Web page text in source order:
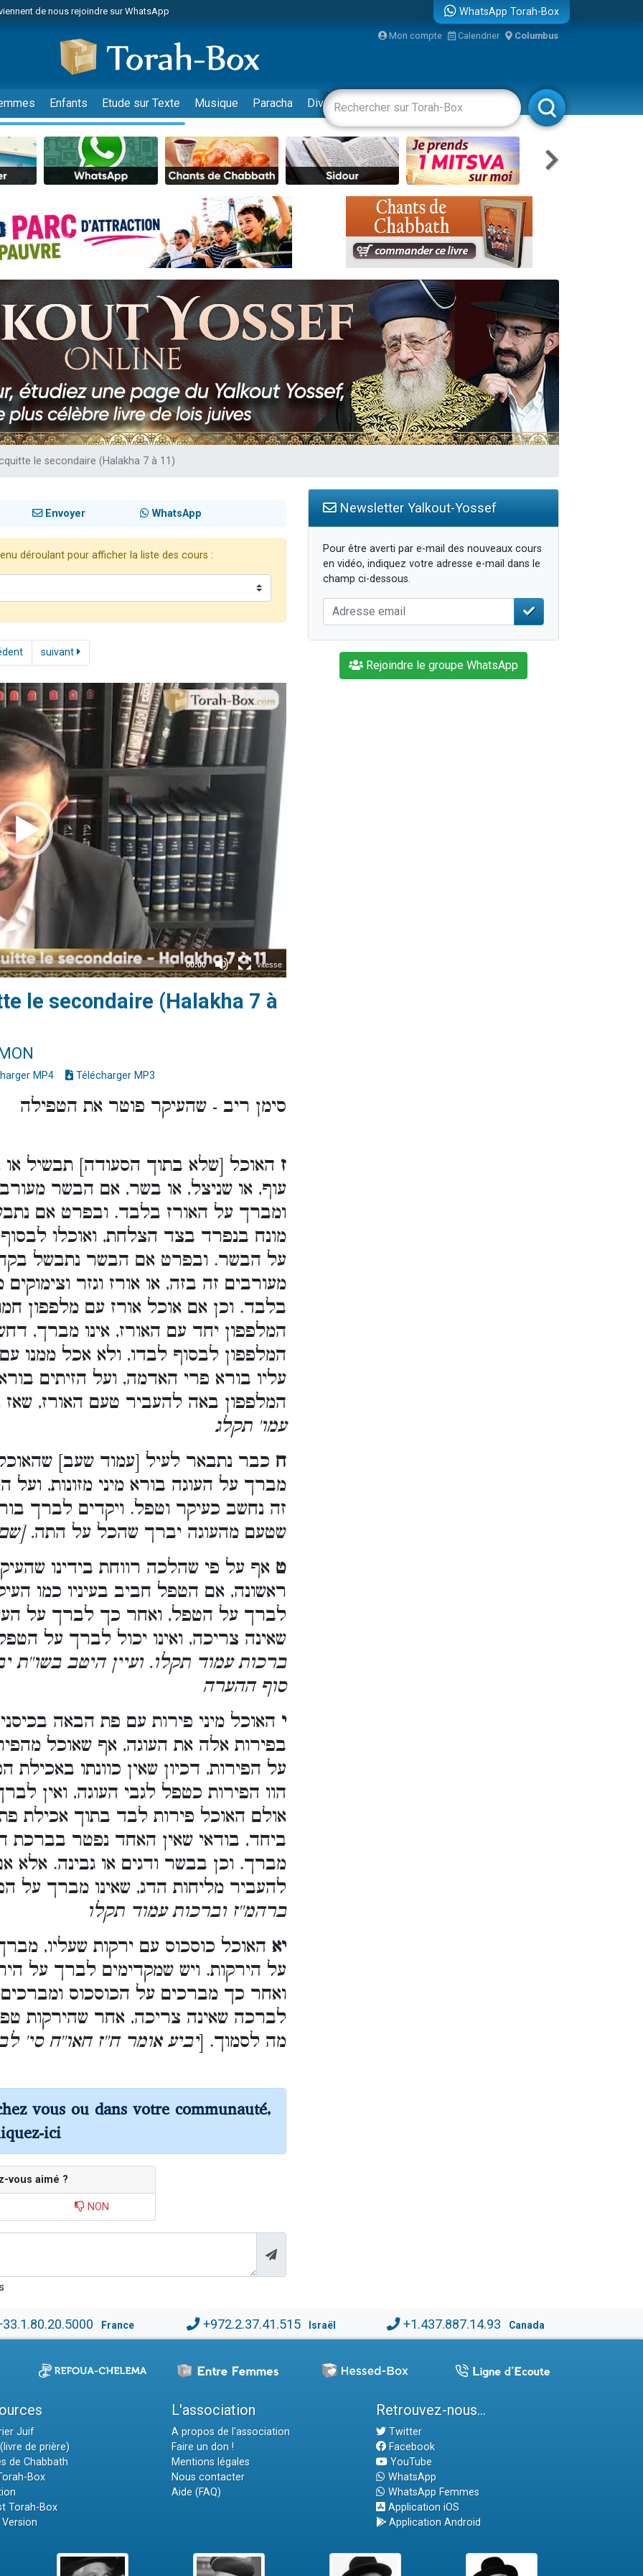
de nous rejoindre sur WhatsApp
viennent de faire un don pour 5 jours de vacances aux Orphelins
viennent de faire un don pour Diane, 80 ans, dans un appartement insalubre
de nous rejoindre sur WhatsApp
viennent de demander une bénédiction
viennent de faire un don pour Sauvez la jambe de Yohan
places pour étudier en groupe sur Zoom
musiques dans Torah-Box Music
de nous rejoindre sur WhatsApp
musiques dans Torah-Box Music
de nous rejoindre sur WhatsApp
viennent de faire un don pour Tsédaka : pauvres d'Israel
radio : Visions de grandeur n°104 : Le Chabbath et le Birkat Hamazone à travers le temps
viennent de demander une bénédiction
places pour étudier en groupe sur Zoom
son Maasser
de donner son Maasser
de nous rejoindre sur WhatsApp
WhatsApp Torah-Box
Mon compte Calendrier Columbus
Enfants Etude sur Texte Musique Paracha Divertissements Livres Rabbanim
le secondaire (Halakha 7 à 11)
Envoyer WhatsApp
déroulant pour afficher la liste des cours :
suivant
le secondaire (Halakha 7 à
MP4 Télécharger MP3
סימן ריב - שהעיקר פוטר את הטפילה
ז האוכל [שלא בתוך הסעודה] תבשיל או
עוף, או שניצל, או בשר, אם הבשר
ומברך על האורז בלבד. ובפרט אם
מונח בנפרד בצד הצלחת, ואוכלו
על הבשר. ובפרט אם הבשר נתבשל
מעורבים זה בזה, או אורז וגזר
בלבד. וכן אם אוכל אורז עם מלפפון
המלפפון יחד עם האורז, אינו מברך,
המלפפון לבסוף לבדו, ולא אכל ממנו
עליו בורא פרי האדמה, ועל הזיתים
המלפפון באה להעביר טעם האורז,
עמו' תקלג
ח כבר נתבאר לעיל [עמוד שעב]
מברך על העוגה בורא מיני מזונות,
זה נחשב כעיקר וטפל. ויקדים לברך
שטעם מהעוגה יברך שהכל על התה.
ט אף על פי שהלכה רווחת בידינו
ראשונה, אם הטפל חביב בעיניו כמו
לברך על הטפל, ואחר כך לברך על
שאינה צריכה, ואינו יכול לברך על
ברכות עמוד תקלו. ועיין היטב בשו''ת
סוף ההערה
י האוכל מיני פירות עם פת הבאה
בפירות אלה את העוגה, אף שאוכל
על הפירות, דכיון שאין כוונתו
הוו הפירות כטפל לגבי העוגה, ואין
אולם האוכל פירות לבד בתוך אכילת
ביחד, בודאי שאין האחד נפטר בברכת
מברך. וכן בבשר ודגים או גבינה. אלא
להעביר מליחות הדג, שאינו מברך על
ברהמ''ז וברכות עמוד תקלו
יא האוכל כוסכוס עם ירקות שעליו,
על הירקות. ויש שמקדימים לברך על
ואחר כך מברכים על הכוסכוס ומברכים
לברכה שאינה צריכה, אחר שהירקות
מה לסמוך. [יביע אומר ח''ז חאו''ח סי'
vous ou dans votre communauté,
ici
vous aimé ?
NON
Newsletter Yalkout-Yossef
Pour être averti par e-mail des nouveaux cours
en vidéo, indiquez votre adresse e-mail dans le
champ ci-dessous.
Rejoindre le groupe WhatsApp
France +972.2.37.41.515 Israël +1.437.887.14.93 Canada
Juif
de prière)
de Chabbath
Box
Torah-Box
Version
L'association
A propos de l'association
Faire un don !
Mentions légales
Nous contacter
Aide (FAQ)
Retrouvez-nous...
Twitter
Facebook
YouTube
WhatsApp
WhatsApp Femmes
Application iOS
Application Android